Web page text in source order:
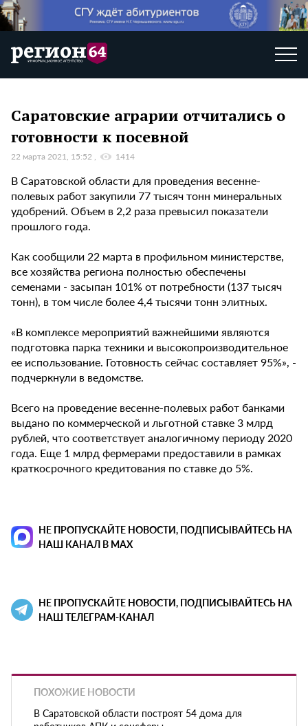
Саратовские аграрии отчитались о
готовности к посевной
22 марта 2021, 15:52 1414
В Саратовской области для проведения весенне-
полевых работ закупили 77 тысяч тонн минеральных
удобрений. Объем в 2,2 раза превысил показатели
прошлого года.
Как сообщили 22 марта в профильном министерстве,
все хозяйства региона полностью обеспечены
семенами - засыпан 101% от потребности (137 тысяч
тонн), в том числе более 4,4 тысячи тонн элитных.
«В комплексе мероприятий важнейшими являются
подготовка парка техники и высокопроизводительное
ее использование. Готовность сейчас составляет 95%», -
подчеркнули в ведомстве.
Всего на проведение весенне-полевых работ банками
выдано по коммерческой и льготной ставке 3 млрд
рублей, что соответствует аналогичному периоду 2020
года. Еще 1 млрд фермерами предоставили в рамках
краткосрочного кредитования по ставке до 5%.
НЕ ПРОПУСКАЙТЕ НОВОСТИ, ПОДПИСЫВАЙТЕСЬ НА
НАШ КАНАЛ В MAX
НЕ ПРОПУСКАЙТЕ НОВОСТИ, ПОДПИСЫВАЙТЕСЬ НА
НАШ ТЕЛЕГРАМ-КАНАЛ
ПОХОЖИЕ НОВОСТИ
В Саратовской области построят 54 дома для